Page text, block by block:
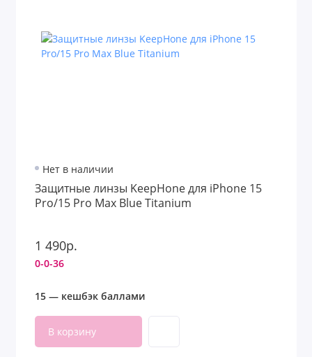
Нет в наличии
Защитные линзы KeepHone для iPhone 15
Pro/15 Pro Max Blue Titanium
1 490р.
0-0-36
15 — кешбэк баллами
В корзину